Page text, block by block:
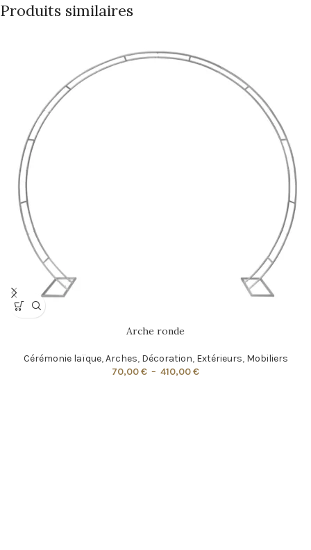
Produits similaires
Arche ronde
Cérémonie laïque,Arches, Décoration, Extérieurs, Mobiliers
70,00€ – 410,00€